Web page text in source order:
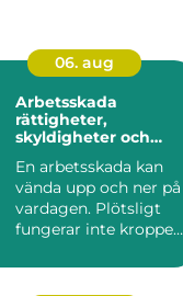
06. aug
Arbetsskada
rättigheter,
skyldigheter och
En arbetsskada kan
vända upp och ner på
vardagen. Plötsligt
fungerar inte kroppen